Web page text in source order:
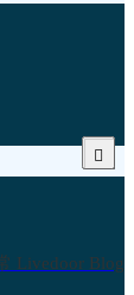
Livedoor Blog